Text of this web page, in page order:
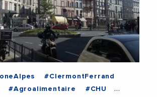
#ClermontFerrand
#Agroalimentaire
#CHU